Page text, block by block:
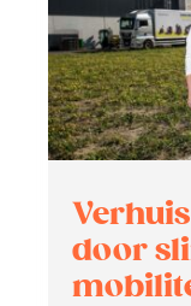
door